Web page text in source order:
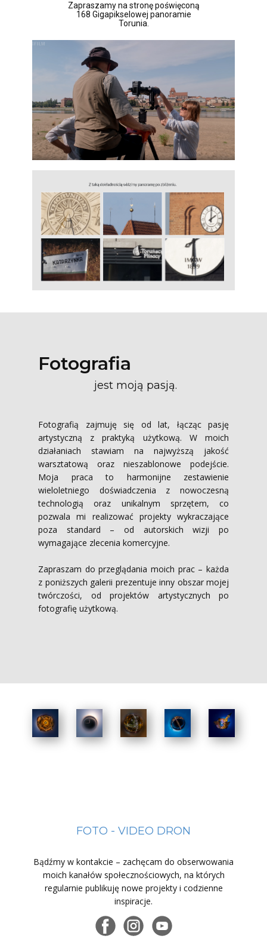
Zapraszamy na stronę poświęconą
168 Gigapikselowej​ panoramie
Torunia.
Fotografia
jest moją pasją.
Fotografią zajmuję się od lat, łącząc pasję
artystyczną z praktyką użytkową. W moich
działaniach stawiam na najwyższą jakość
warsztatową oraz nieszablonowe podejście.
Moja praca to harmonijne zestawienie
wieloletniego doświadczenia z nowoczesną
technologią oraz unikalnym sprzętem, co
pozwala mi realizować projekty wykraczające
poza standard – od autorskich wizji po
wymagające zlecenia komercyjne.
Zapraszam do przeglądania moich prac – każda
z poniższych galerii prezentuje inny obszar mojej
twórczości, od projektów artystycznych po
fotografię użytkową.
FOTO - VIDEO DRON
Bądźmy w kontakcie – zachęcam do obserwowania
moich kanałów społecznościowych, na których
regularnie publikuję nowe projekty i codzienne
inspiracje.